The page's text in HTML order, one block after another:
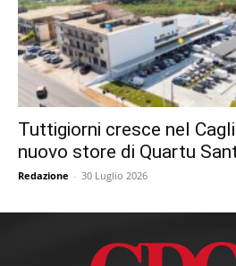
Tuttigiorni cresce nel
nuovo store di Quartu
Redazione - 30 Luglio 2026